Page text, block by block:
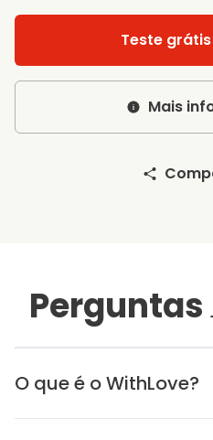
Teste
Mais
Perguntas
O que é o WithLove?